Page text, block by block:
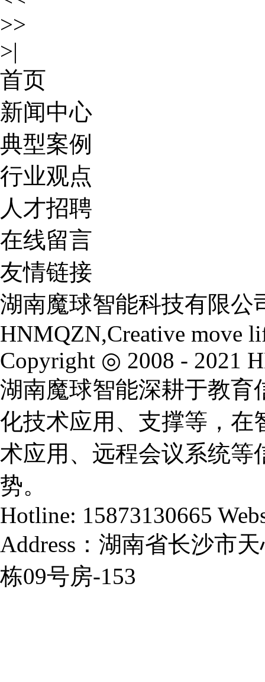
>>
>|
首页
新闻中心
典型案例
行业观点
人才招聘
在线留言
友情链接
湖南魔球智能科技有限
HNMQZN,Creative move
Copyright ◎ 2008 - 2021
湖南魔球智能深耕于教育
化技术应用、支撑等，在
术应用、远程会议系统等
势。
Hotline: 15873130665
Address：湖南省长沙市
栋09号房-153